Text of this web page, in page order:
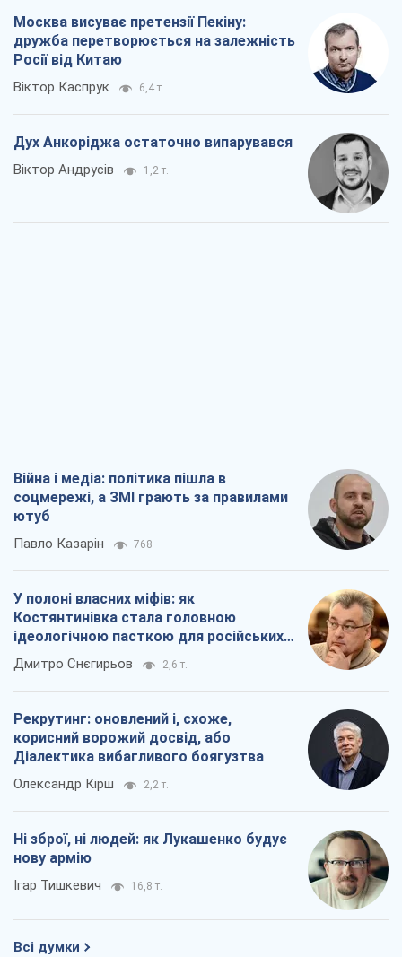
Москва висуває претензії Пекіну:
дружба перетворюється на залежність
Росії від Китаю
Віктор Каспрук 6,4 т.
Дух Анкоріджа остаточно випарувався
Віктор Андрусів 1,2 т.
Війна і медіа: політика пішла в
соцмережі, а ЗМІ грають за правилами
ютуб
Павло Казарін 768
У полоні власних міфів: як
Костянтинівка стала головною
ідеологічною пасткою для російських
окупантів
Дмитро Снєгирьов 2,6 т.
Рекрутинг: оновлений і, схоже,
корисний ворожий досвід, або
Діалектика вибагливого боягузтва
Олександр Кірш 2,2 т.
Ні зброї, ні людей: як Лукашенко будує
нову армію
Ігар Тишкевич 16,8 т.
Всі думки